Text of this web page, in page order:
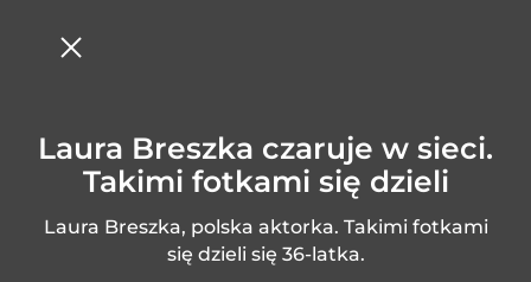
Laura Breszka czaruje w sieci.
Takimi fotkami się dzieli
Laura Breszka, polska aktorka. Takimi fotkami
się dzieli się 36-latka.